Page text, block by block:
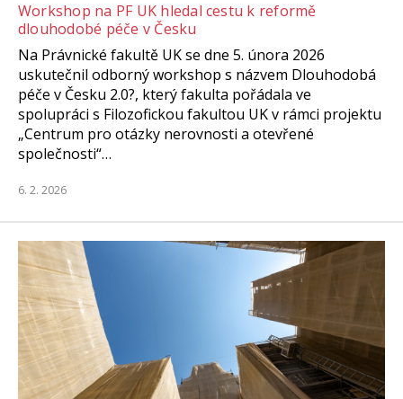
Workshop na PF UK hledal cestu k reformě
dlouhodobé péče v Česku
Na Právnické fakultě UK se dne 5. února 2026
uskutečnil odborný workshop s názvem Dlouhodobá
péče v Česku 2.0?, který fakulta pořádala ve
spolupráci s Filozofickou fakultou UK v rámci projektu
„Centrum pro otázky nerovnosti a otevřené
společnosti“…
6. 2. 2026